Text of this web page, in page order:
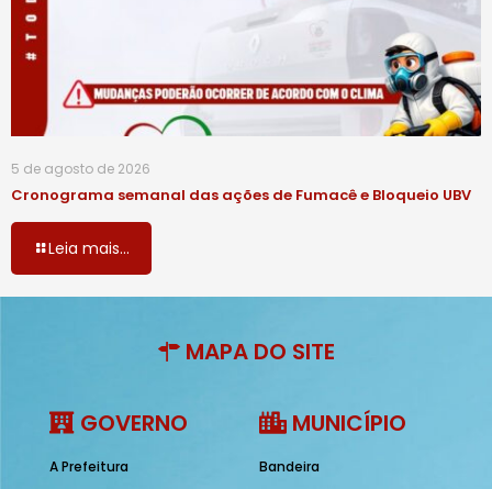
5 de agosto de 2026
Cronograma semanal das ações de Fumacê e Bloqueio UBV
Leia mais...
MAPA DO SITE
GOVERNO
A Prefeitura
MUNICÍPIO
Bandeira